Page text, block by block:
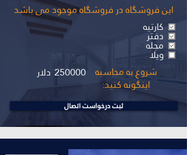
این فروشگاه در فروشگاه موجود می باشد
کارتیه
دفتر
مجله
ویلا
دلار
شروع به محاسبه
اینگونه کنید:
250000
ثبت درخواست اتصال